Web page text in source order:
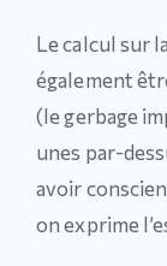
Le calcul sur
également
(le gerbage
unes par-
avoir
on exprime